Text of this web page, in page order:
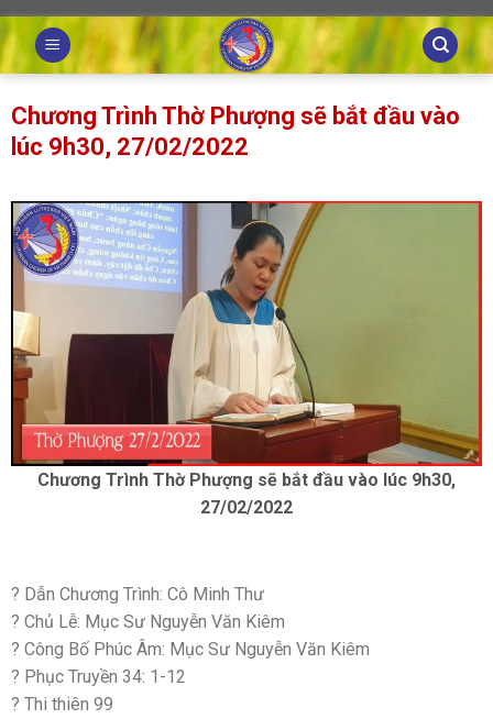
Skip
to
content
Chương Trình Thờ Phượng sẽ bắt đầu vào
lúc 9h30, 27/02/2022
Chương Trình Thờ Phượng sẽ bắt đầu vào lúc 9h30,
27/02/2022
? Dẫn Chương Trình: Cô Minh Thư
? Chủ Lễ: Mục Sư Nguyễn Văn Kiêm
? Công Bố Phúc Âm: Mục Sư Nguyễn Văn Kiêm
? Phục Truyền 34: 1-12
? Thi thiên 99